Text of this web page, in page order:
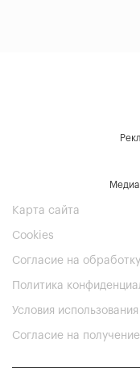
Карта сайта
Cookies
Согласие на
Политика
Условия
Согласие на